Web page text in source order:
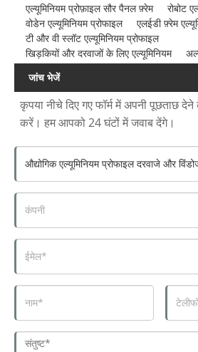
एल्यूमिनियम प्रोफ़ाइल सौर पैनल फ़्रेम
रोबोट
वोडेन एल्यूमिनियम प्रोफाइल
एलईडी फ़्रेम
टी और वी स्लॉट एल्यूमिनियम प्रोफाइल
खिड़कियों और दरवाजों के लिए एल्यूमिनियम
जांच भेजें
कृपया नीचे दिए गए फॉर्म में अपनी पूछताछ
करें। हम आपको 24 घंटों में जवाब देंगे।